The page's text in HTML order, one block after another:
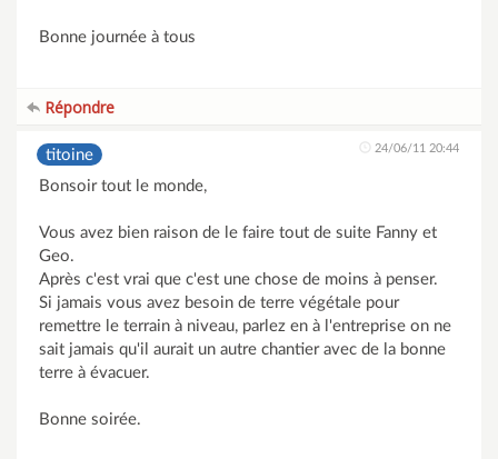
Bonne journée à tous
Répondre
titoine 24/06/11 20:44
Bonsoir tout le monde,
Vous avez bien raison de le faire tout de suite Fanny et
Geo.
Après c'est vrai que c'est une chose de moins à penser.
Si jamais vous avez besoin de terre végétale pour
remettre le terrain à niveau, parlez en à l'entreprise on ne
sait jamais qu'il aurait un autre chantier avec de la bonne
terre à évacuer.
Bonne soirée.